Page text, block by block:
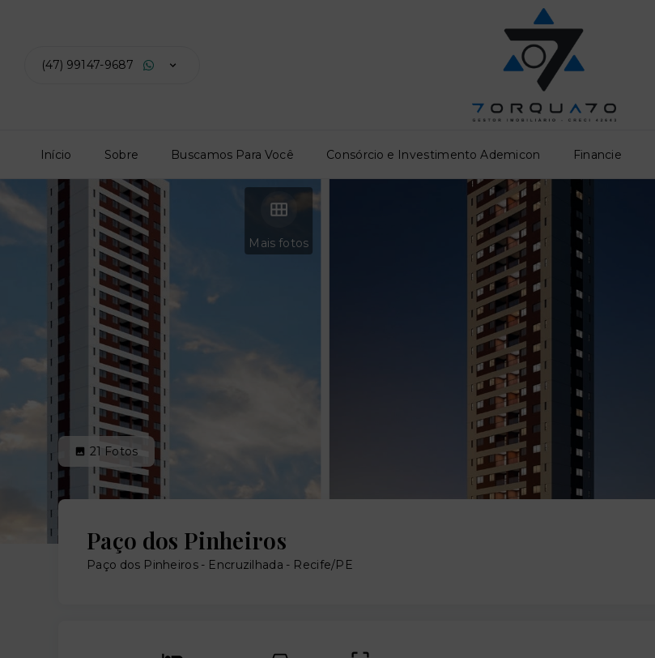
(47) 99147-9687
Início Sobre Buscamos Para Você Consórcio e Investimento Ademicon Financie
Mais fotos
21 Fotos
Paço dos Pinheiros
Paço dos Pinheiros - Encruzilhada - Recife/PE